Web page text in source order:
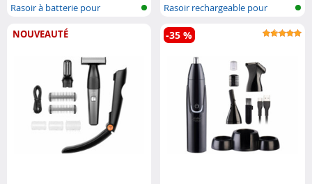
Rasoir à batterie pour
Rasoir rechargeable pour
crâne et t..
NOUVEAUTÉ -35 %